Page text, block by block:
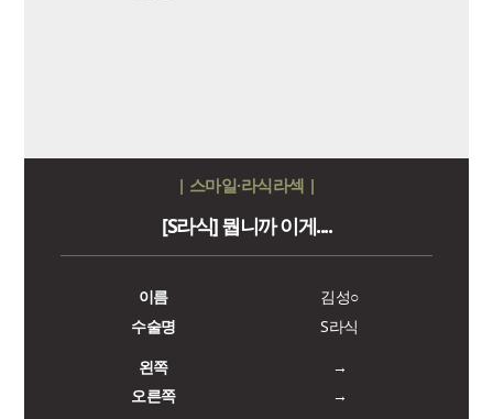
| 스마일·라식라섹 |
[S라식] 뭡니까 이게....
이름
김성○
수술명
S라식
왼쪽
→
오른쪽
→